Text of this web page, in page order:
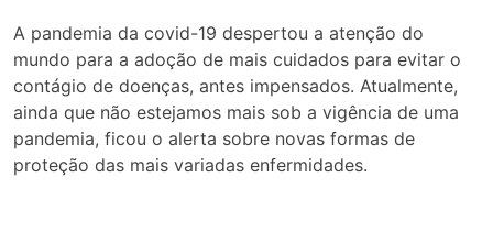
A pandemia da covid-19 despertou a atenção do
mundo para a adoção de mais cuidados para evitar o
contágio de doenças, antes impensados. Atualmente,
ainda que não estejamos mais sob a vigência de uma
pandemia, ficou o alerta sobre novas formas de
proteção das mais variadas enfermidades.